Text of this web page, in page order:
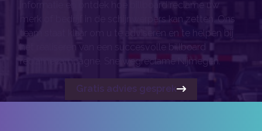
informatie en ontdek hoe billboard reclame uw
merk of bedrijf in de schijnwerpers kan zetten. Ons
team staat klaar om u te adviseren en te helpen bij
het realiseren van een succesvolle billboard
reclamecampagne. Snelwegreclame Nijmegen.
Gratis advies gesprek